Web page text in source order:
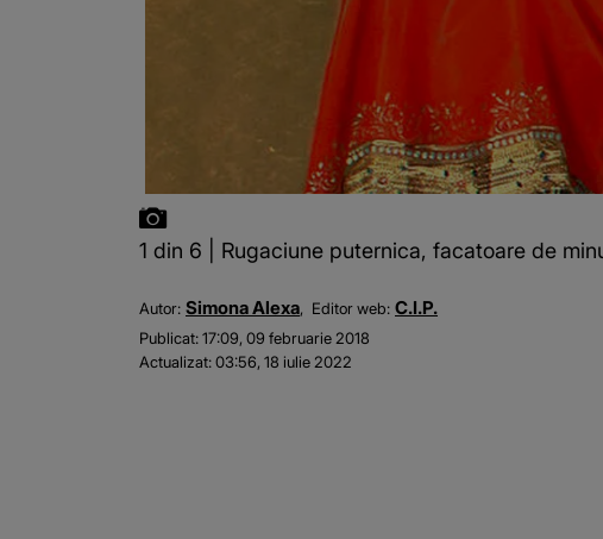
1 din 6 | Rugaciune puternica, facatoare de
Autor: Simona Alexa Editor web: C.I.P.
Publicat:17:09, 09 februarie 2018
Actualizat:03:56, 18 iulie 2022